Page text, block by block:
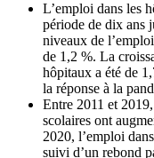
L’emploi dans les
période de dix ans
niveaux de
de 1,2 %. La
hôpitaux a été de
la réponse à la
Entre 2011 et
scolaires ont
2020, l’emploi
suivi d’un rebond